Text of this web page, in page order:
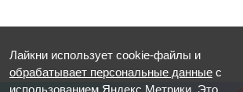
Лайкни использует cookie-файлы и
обрабатывает персональные данные с
использованием Яндекс Метрики. Это